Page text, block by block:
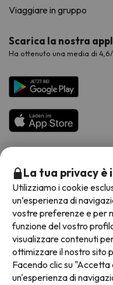
Viaggiare in gruppo
Scarica la nostra
Ha ottenuto una media di
Metodi di pagamento
Termini e condizioni
Protezione dei dati
Informativa sui cookie
La tua privacy è
Utilizziamo i cookie
un’esperienza di
vostre preferenze e per
funzione del vostro
visualizzare contenuti
ottimizzare il nostro sito
Facendo clic su
un'esperienza di